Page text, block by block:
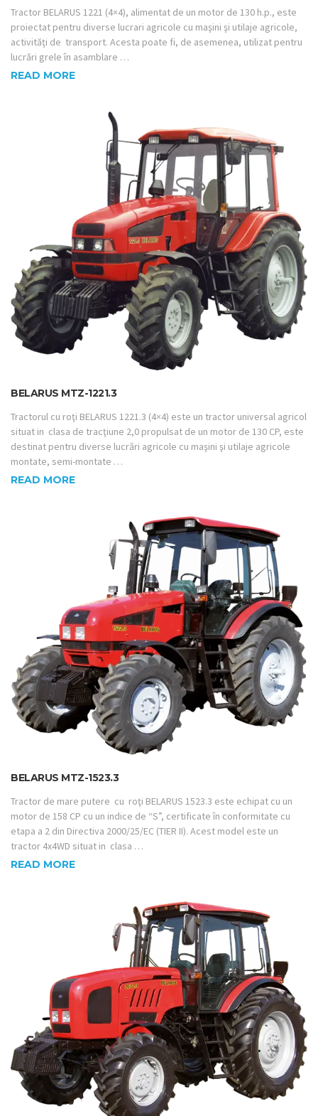
Tractor BELARUS 1221 (4×4), alimentat de un motor de 130 h.p., este
proiectat pentru diverse lucrari agricole cu maşini şi utilaje agricole,
activităţi de transport. Acesta poate fi, de asemenea, utilizat pentru
lucrări grele în asamblare …
READ MORE
BELARUS MTZ-1221.3
Tractorul cu roţi BELARUS 1221.3 (4×4) este un tractor universal agricol
situat in clasa de tracţiune 2,0 propulsat de un motor de 130 CP, este
destinat pentru diverse lucrări agricole cu maşini şi utilaje agricole
montate, semi-montate …
READ MORE
BELARUS MTZ-1523.3
Tractor de mare putere cu roţi BELARUS 1523.3 este echipat cu un
motor de 158 CP cu un indice de “S”, certificate în conformitate cu
etapa a 2 din Directiva 2000/25/ЕС (TIER II). Acest model este un
tractor 4x4WD situat in clasa …
READ MORE